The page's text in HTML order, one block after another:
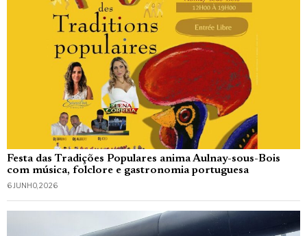
Festa das Tradições Populares anima Aulnay-sous-Bois
com música, folclore e gastronomia portuguesa
6 JUNHO, 2026